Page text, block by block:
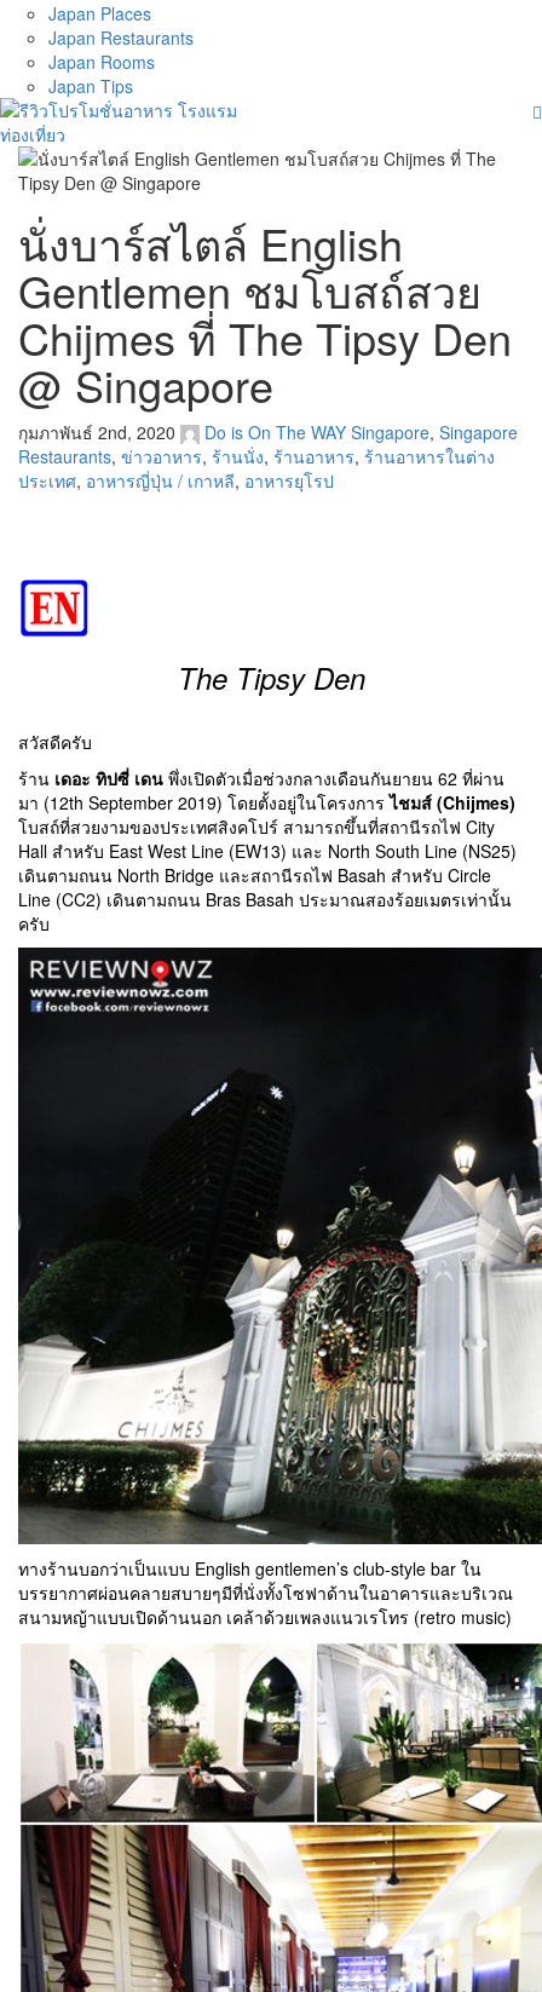
Japan Places
Japan Restaurants
Japan Rooms
Japan Tips
นั่งบาร์สไตล์ English
Gentlemen ชมโบสถ์สวย
Chijmes ที่ The Tipsy Den
@ Singapore
กุมภาพันธ์ 2nd, 2020 Do is On The WAY Singapore, Singapore
Restaurants, ข่าวอาหาร, ร้านนั่ง, ร้านอาหาร, ร้านอาหารในต่าง
ประเทศ, อาหารญี่ปุ่น / เกาหลี, อาหารยุโรป
The Tipsy Den
สวัสดีครับ
ร้าน เดอะ ทิปซี่ เดน พึ่งเปิดตัวเมื่อช่วงกลางเดือนกันยายน 62 ที่ผ่าน
มา (12th September 2019) โดยตั้งอยู่ในโครงการไชมส์ (Chijmes)
โบสถ์ที่สวยงามของประเทศสิงคโปร์ สามารถขึ้นที่สถานีรถไฟ City
Hall สำหรับ East West Line (EW13) และ North South Line (NS25)
เดินตามถนน North Bridge และสถานีรถไฟ Basah สำหรับ Circle
Line (CC2) เดินตามถนน Bras Basah ประมาณสองร้อยเมตรเท่านั้น
ครับ
ทางร้านบอกว่าเป็นแบบ English gentlemen’s club-style bar ใน
บรรยากาศผ่อนคลายสบายๆมีที่นั่งทั้งโซฟาด้านในอาคารและบริเวณ
สนามหญ้าแบบเปิดด้านนอก เคล้าด้วยเพลงแนวเรโทร (retro music)